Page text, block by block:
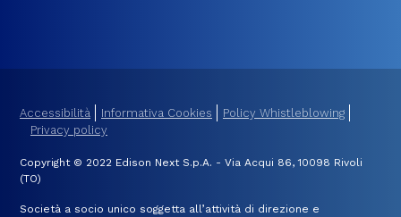
Accessibilità Informativa Cookies
Policy Whistleblowing
Privacy policy
Copyright © 2022 Edison Next S.p.A. - Via Acqui 86, 10098 Rivoli
(TO)
Società a socio unico soggetta all’attività di direzione e